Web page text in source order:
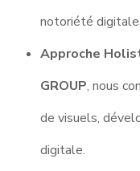
notoriété digitale.
Approche
GROUP, nous
de visuels,
digitale.